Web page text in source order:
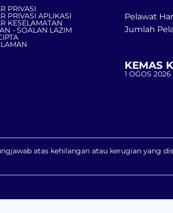
PRIVASI
PRIVASI APLIKASI
KESELAMATAN
- SOALAN LAZIM
Pelawat
Jumlah
KEMAS
1 OGOS 2026
atas kehilangan atau kerugian yang